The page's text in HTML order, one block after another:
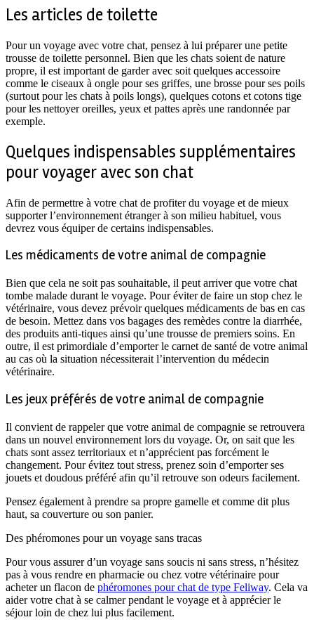
Les articles de toilette
Pour un voyage avec votre chat, pensez à lui préparer une petite
trousse de toilette personnel. Bien que les chats soient de nature
propre, il est important de garder avec soit quelques accessoire
comme le ciseaux à ongle pour ses griffes, une brosse pour ses poils
(surtout pour les chats à poils longs), quelques cotons et cotons tige
pour les nettoyer oreilles, yeux et pattes après une randonnée par
exemple.
Quelques indispensables supplémentaires
pour voyager avec son chat
Afin de permettre à votre chat de profiter du voyage et de mieux
supporter l’environnement étranger à son milieu habituel, vous
devrez vous équiper de certains indispensables.
Les médicaments de votre animal de compagnie
Bien que cela ne soit pas souhaitable, il peut arriver que votre chat
tombe malade durant le voyage. Pour éviter de faire un stop chez le
vétérinaire, vous devez prévoir quelques médicaments de bas en cas
de besoin. Mettez dans vos bagages des remèdes contre la diarrhée,
des produits anti-tiques ainsi qu’une trousse de premiers soins. En
outre, il est primordiale d’emporter le carnet de santé de votre animal
au cas où la situation nécessiterait l’intervention du médecin
vétérinaire.
Les jeux préférés de votre animal de compagnie
Il convient de rappeler que votre animal de compagnie se retrouvera
dans un nouvel environnement lors du voyage. Or, on sait que les
chats sont assez territoriaux et n’apprécient pas forcément le
changement. Pour évitez tout stress, prenez soin d’emporter ses
jouets et doudous préféré afin qu’il retrouve son odeurs facilement.
Pensez également à prendre sa propre gamelle et comme dit plus
haut, sa couverture ou son panier.
Des phéromones pour un voyage sans tracas
Pour vous assurer d’un voyage sans soucis ni sans stress, n’hésitez
pas à vous rendre en pharmacie ou chez votre vétérinaire pour
acheter un flacon de phéromones pour chat de type Feliway. Cela va
aider votre chat à se calmer pendant le voyage et à apprécier le
séjour loin de chez lui plus facilement.